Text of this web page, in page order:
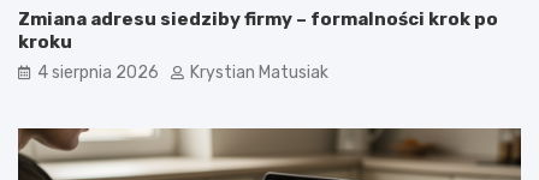
Zmiana adresu siedziby firmy – formalności krok po
kroku
4 sierpnia 2026 Krystian Matusiak